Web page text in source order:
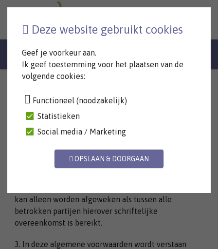
06-2555 1888
Algemene Voorwaarden
Artikel 1. Algemeen
op alle overeenkomsten en behandelingen van
praktijk Heuveling.
kan alleen worden afgeweken als tussen alle
betrokken partijen hierover schriftelijke
overeenkomst is bereikt.
3. In deze algemene voorwaarden wordt verstaan
Deze website gebruikt cookies
Geef je voorkeur aan.
Ik geef toestemming voor het plaatsen van de
volgende cookies:
Functioneel (noodzakelijk)
Statistieken
Social media / Marketing
OPSLAAN & DOORGAAN